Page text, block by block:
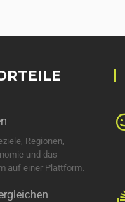
Regionen,
und das
auf einer Plattform.